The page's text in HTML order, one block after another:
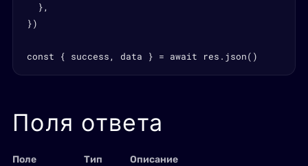
  },
})
const { success, data } = await res.json()
Поля ответа
Поле Тип Описание